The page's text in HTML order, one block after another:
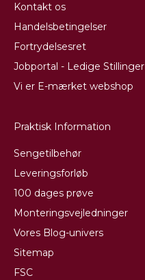
Kontakt os
Handelsbetingelser
Fortrydelsesret
Jobportal - Ledige Stillinger
Vi er E-mærket webshop
Praktisk Information
Sengetilbehør
Leveringsforløb
100 dages prøve
Monteringsvejledninger
Vores Blog-univers
Sitemap
FSC